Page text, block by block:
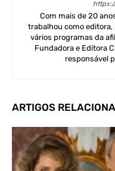
Com mais de 20
trabalhou como
vários programas da
Fundadora e Editora
responsável
ARTIGOS